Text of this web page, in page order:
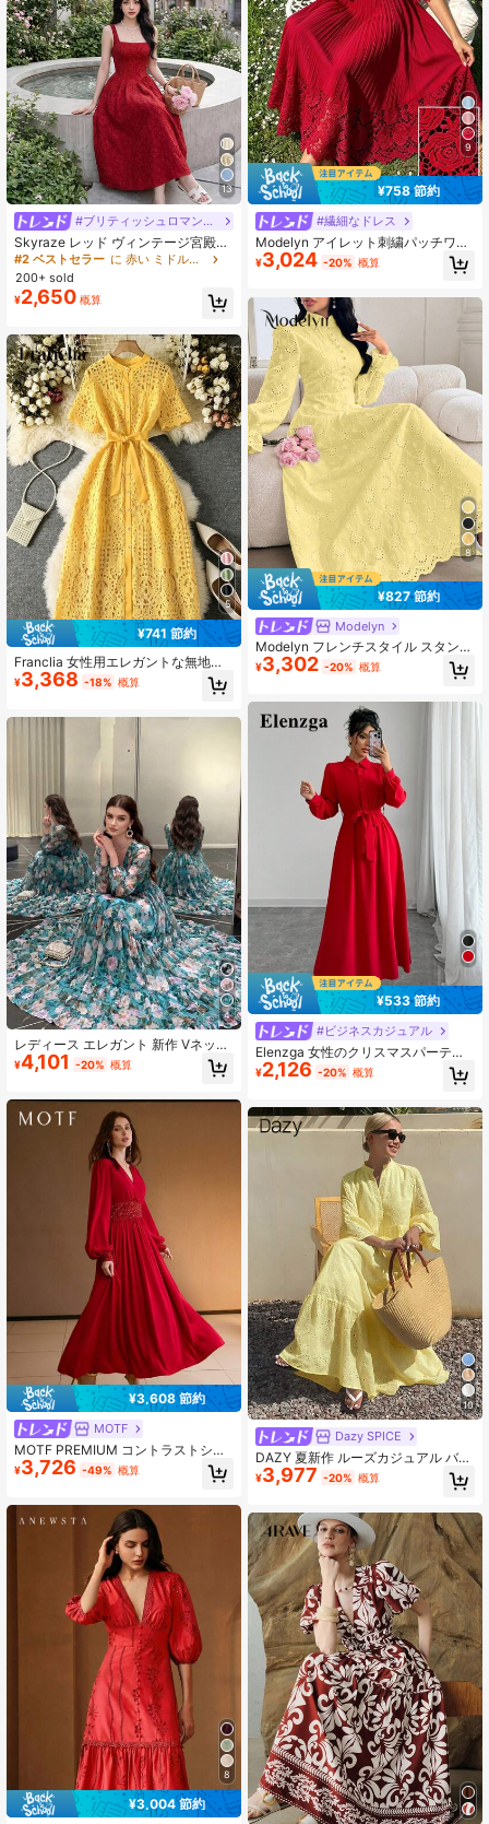
13
#ブリティッシュロマンチック
Skyraze レッド ヴィンテージ宮殿ス
タイル ジャカード レディースドレス
夏 ブライズメイド ドレス 学校復帰
服
#2 ベストセラー
に 赤い ミドル丈ドレス
200+ sold
¥2,650 概算
5
¥741 節約
Franclia 女性用エレガントな無地の
中空刺繍フロントボタン付きロング
ドレス、夏用
¥3,368 -18% 概算
4
レディース エレガント 新作 Vネック
モダン ロマンチック プリーツ レイ
ヤード 花柄 フルボディ ボヘミアン
¥4,101 -20% 概算
¥3,608 節約
MOTF
MOTF PREMIUM コントラストシー
ケンスタイトワンピース、秋冬
¥3,726 -49% 概算
8
¥3,004 節約
9
¥758 節約
#繊細なドレス
Modelyn アイレット刺繍パッチワー
クロング袖ロングドレス (レディー
ス)
¥3,024 -20% 概算
8
¥827 節約
Modelyn
Modelyn フレンチスタイル スタンド
カラー レース 透かし彫り ボタン ペ
タルスリーブデザイン ドレス
¥3,302 -20% 概算
¥533 節約
#ビジネスカジュアル
Elenzga 女性のクリスマスパーティ
ー エレガントでファッショナブルな
通勤 長袖 襟付き ウエストベルト ソ
レディースウェア
¥2,126 -20% 概算
10
Dazy SPICE
DAZY 夏新作 ルーズカジュアル バケ
ーションスタイル レディース ミドル
丈ワンピース レディース サマードレ
¥3,977 -20% 概算